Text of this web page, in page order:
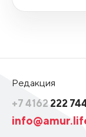
Редакция
+7 4162 222